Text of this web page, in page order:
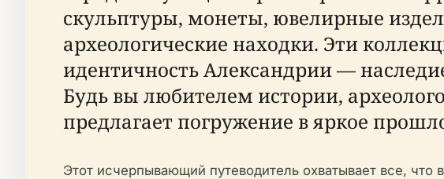
скульптуры, монеты, ювелирные
археологические находки. Эти
идентичность Александрии —
Будь вы любителем истории,
предлагает погружение в яркое
Этот исчерпывающий путеводитель охватывает все,